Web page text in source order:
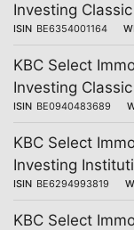
Investing
ISIN BE6354001164
KBC Select
Investing
ISIN BE0940483689
KBC Select
Investing
ISIN BE6294993819
KBC Select